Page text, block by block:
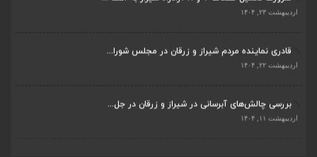
اردیبهشت ۲۳, ۱۴۰۴
اردیبهشت ۲۲, ۱۴۰۴
اردیبهشت ۱۱, ۱۴۰۴
اردیبهشت ۶, ۱۴۰۴
پیگیری دکتر قادری و سایر نمایندگان شیراز ارتق...
اردیبهشت ۲۳, ۱۴۰۴
ضرورت تکمیل قطعات ۷ و ۸ آزادراه شیراز به اصفه...
اردیبهشت ۲۳, ۱۴۰۴